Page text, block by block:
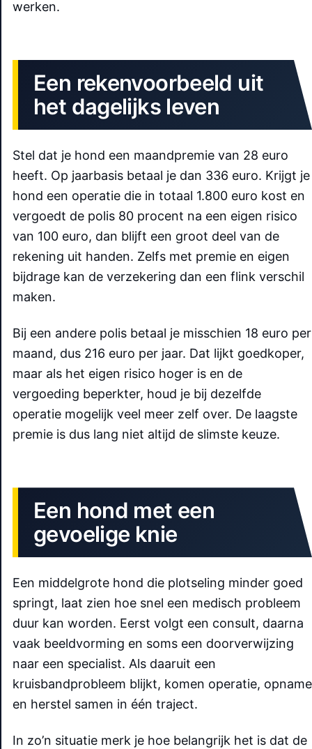
werken.
Een rekenvoorbeeld uit
het dagelijks leven
Stel dat je hond een maandpremie van 28 euro
heeft. Op jaarbasis betaal je dan 336 euro. Krijgt je
hond een operatie die in totaal 1.800 euro kost en
vergoedt de polis 80 procent na een eigen risico
van 100 euro, dan blijft een groot deel van de
rekening uit handen. Zelfs met premie en eigen
bijdrage kan de verzekering dan een flink verschil
maken.
Bij een andere polis betaal je misschien 18 euro per
maand, dus 216 euro per jaar. Dat lijkt goedkoper,
maar als het eigen risico hoger is en de
vergoeding beperkter, houd je bij dezelfde
operatie mogelijk veel meer zelf over. De laagste
premie is dus lang niet altijd de slimste keuze.
Een hond met een
gevoelige knie
Een middelgrote hond die plotseling minder goed
springt, laat zien hoe snel een medisch probleem
duur kan worden. Eerst volgt een consult, daarna
vaak beeldvorming en soms een doorverwijzing
naar een specialist. Als daaruit een
kruisbandprobleem blijkt, komen operatie, opname
en herstel samen in één traject.
In zo’n situatie merk je hoe belangrijk het is dat de